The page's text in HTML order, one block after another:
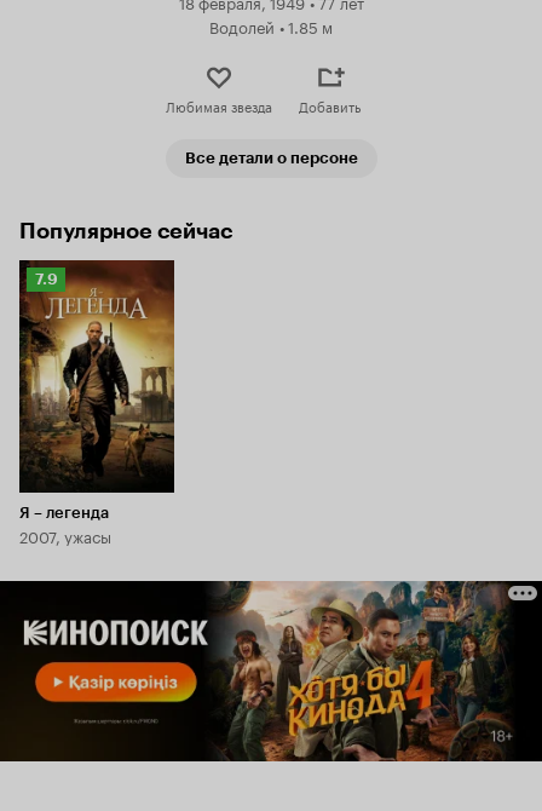
Водолей •1.85 м
Любимая звезда Добавить
Все детали о персоне
Популярное сейчас
Рейтинг
Кинопоиска
7.9
7.9
Я – легенда
2007, ужасы